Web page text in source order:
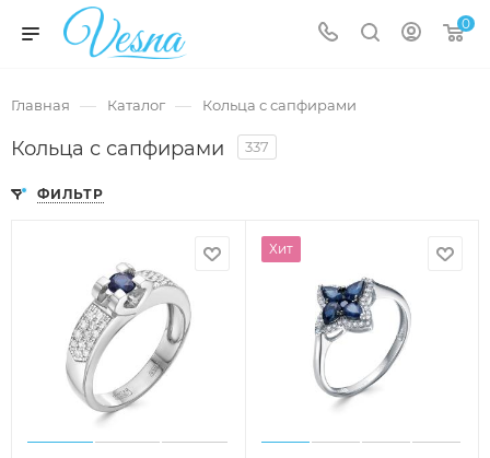
0
Главная — Каталог — Кольца с сапфирами
Кольца с сапфирами 337
ФИЛЬТР
Хит